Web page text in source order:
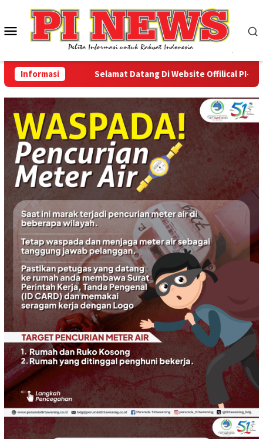
konten
Menu
Mobile
Informasi Selamat Datang Di Website Offilical PI-News